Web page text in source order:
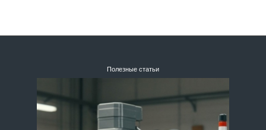
Полезные статьи